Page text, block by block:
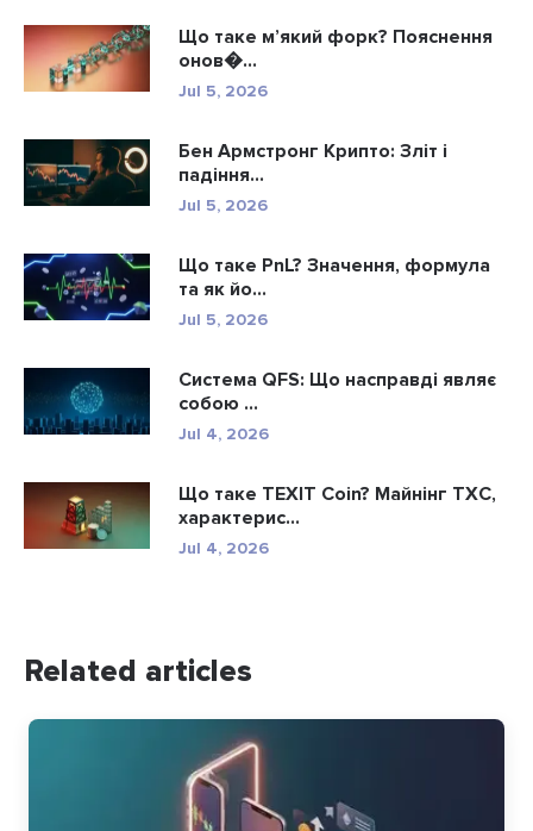
Що таке м’який форк? Пояснення
онов�...
Jul 5, 2026
Бен Армстронг Крипто: Зліт і
падіння...
Jul 5, 2026
Що таке PnL? Значення, формула
та як йо...
Jul 5, 2026
Система QFS: Що насправді являє
собою ...
Jul 4, 2026
Що таке TEXIT Coin? Майнінг TXC,
характерис...
Jul 4, 2026
Related articles